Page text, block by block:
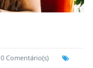
0 Comentário(s)